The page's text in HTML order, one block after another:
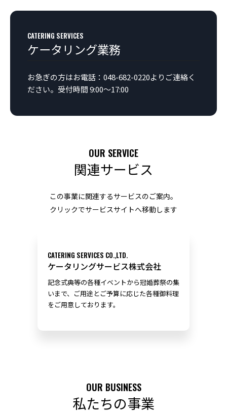
CATERING SERVICES
ケータリング業務
お急ぎの方はお電話：048-682-0220よりご連絡く
ださい。受付時間 9:00〜17:00
OUR SERVICE
関連サービス
この事業に関連するサービスのご案内。
クリックでサービスサイトへ移動します
CATERING SERVICES CO.,LTD.
ケータリングサービス株式会社
記念式典等の各種イベントから冠婚葬祭の集
いまで、ご用途とご予算に応じた各種御料理
をご用意しております。
OUR BUSINESS
私たちの事業